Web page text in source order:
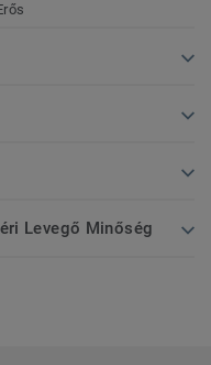
Levegő Minőség